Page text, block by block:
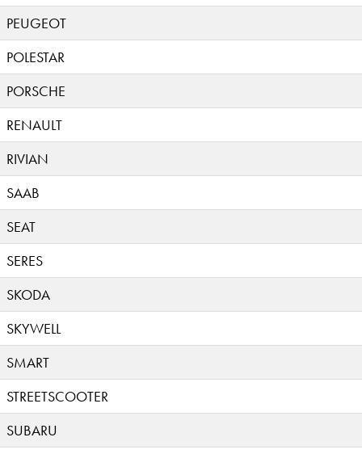
PEUGEOT
POLESTAR
PORSCHE
RENAULT
RIVIAN
SAAB
SEAT
SERES
SKODA
SKYWELL
SMART
STREETSCOOTER
SUBARU